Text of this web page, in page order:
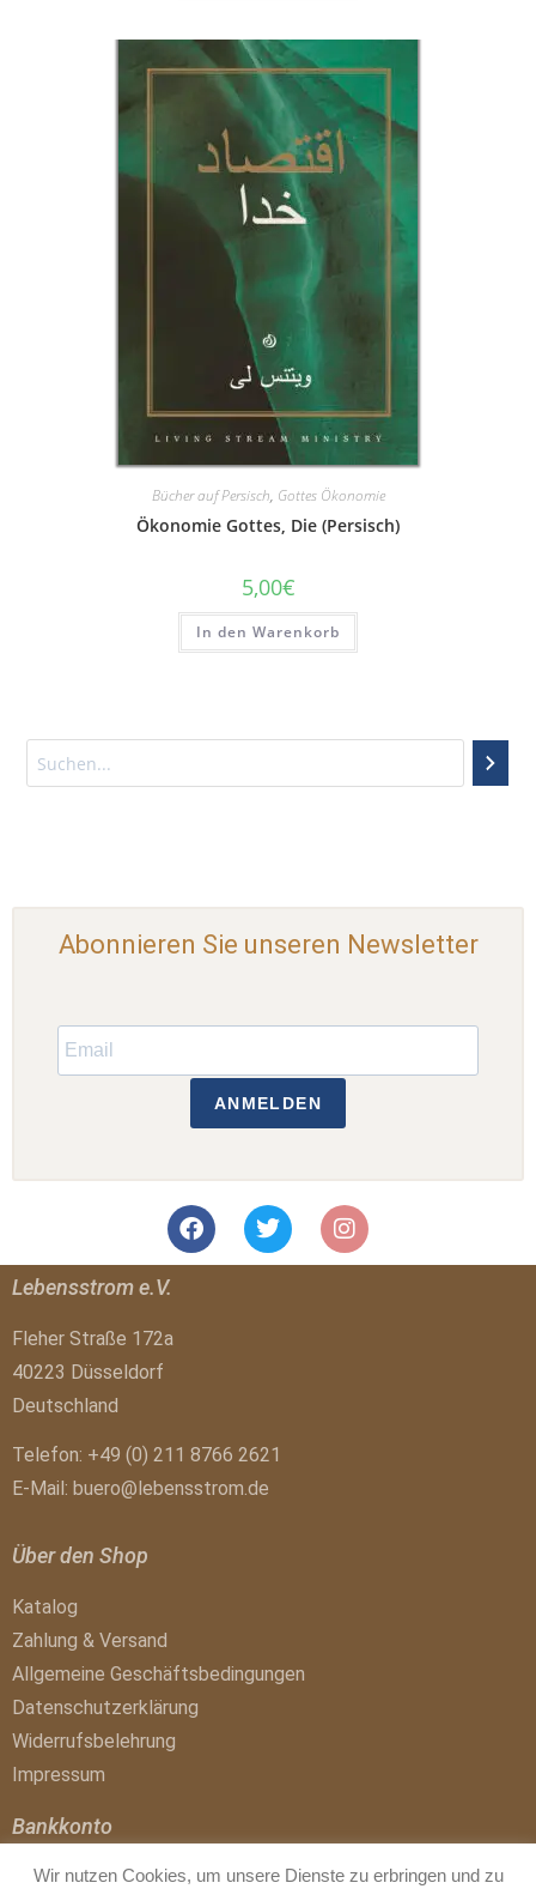
Bücher auf Persisch, Gottes Ökonomie
Ökonomie Gottes, Die (Persisch)
5,00€
In den Warenkorb
Abonnieren Sie unseren Newsletter
ANMELDEN
Lebensstrom e.V.
Fleher Straße 172a
40223 Düsseldorf
Deutschland
Telefon: +49 (0) 211 8766 2621
E-Mail: buero@lebensstrom.de
Über den Shop
Katalog
Zahlung & Versand
Allgemeine Geschäftsbedingungen
Datenschutzerklärung
Widerrufsbelehrung
Impressum
Bankkonto
Buchhandlungskonto
Wir nutzen Cookies, um unsere Dienste zu erbringen und zu